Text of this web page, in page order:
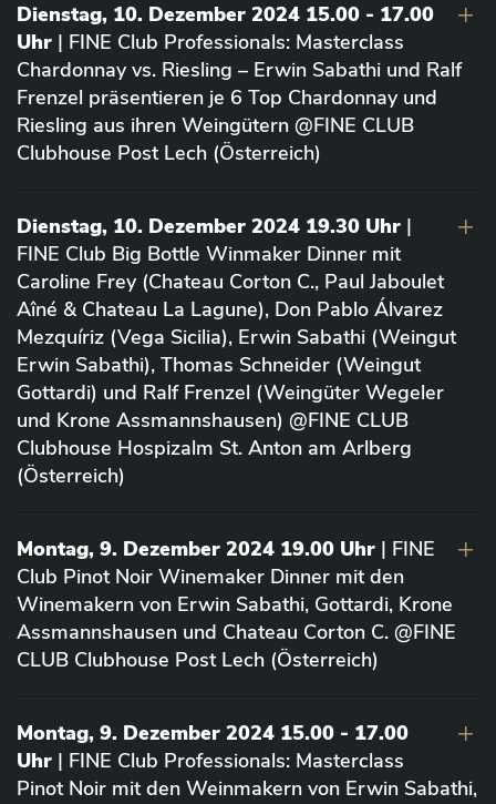
Dienstag, 10. Dezember 2024 15.00 - 17.00
Uhr | FINE Club Professionals: Masterclass
Chardonnay vs. Riesling – Erwin Sabathi und Ralf
Frenzel präsentieren je 6 Top Chardonnay und
Riesling aus ihren Weingütern @FINE CLUB
Clubhouse Post Lech (Österreich)
Dienstag, 10. Dezember 2024 19.30 Uhr |
FINE Club Big Bottle Winmaker Dinner mit
Caroline Frey (Chateau Corton C., Paul Jaboulet
Aîné & Chateau La Lagune), Don Pablo Álvarez
Mezquíriz (Vega Sicilia), Erwin Sabathi (Weingut
Erwin Sabathi), Thomas Schneider (Weingut
Gottardi) und Ralf Frenzel (Weingüter Wegeler
und Krone Assmannshausen) @FINE CLUB
Clubhouse Hospizalm St. Anton am Arlberg
(Österreich)
Montag, 9. Dezember 2024 19.00 Uhr | FINE
Club Pinot Noir Winemaker Dinner mit den
Winemakern von Erwin Sabathi, Gottardi, Krone
Assmannshausen und Chateau Corton C. @FINE
CLUB Clubhouse Post Lech (Österreich)
Montag, 9. Dezember 2024 15.00 - 17.00
Uhr | FINE Club Professionals: Masterclass
Pinot Noir mit den Weinmakern von Erwin Sabathi,